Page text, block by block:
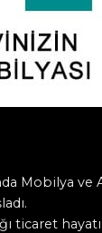
Mobilya ve
ticaret